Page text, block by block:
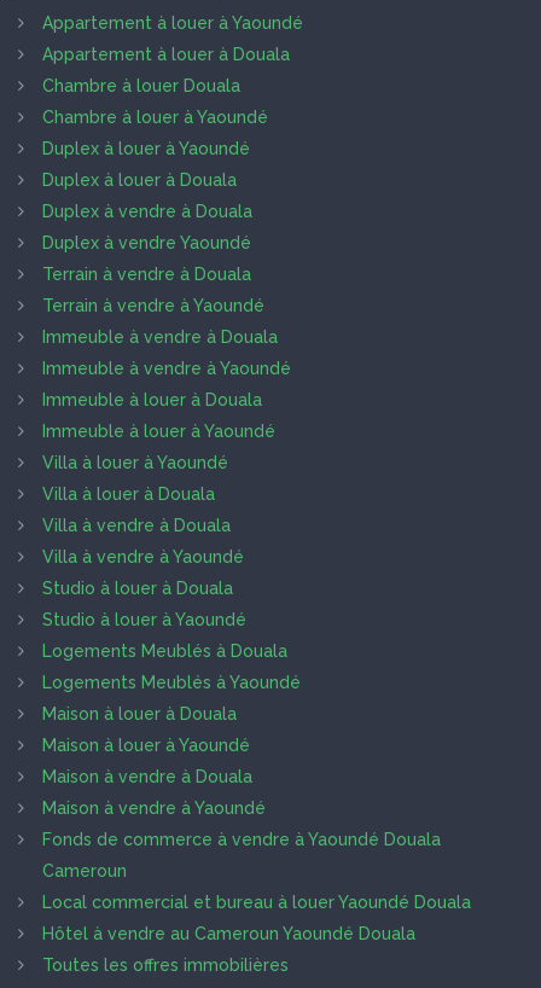
Appartement à louer à Yaoundé
Appartement à louer à Douala
Chambre à louer Douala
Chambre à louer à Yaoundé
Duplex à louer à Yaoundé
Duplex à louer à Douala
Duplex à vendre à Douala
Duplex à vendre Yaoundé
Terrain à vendre à Douala
Terrain à vendre à Yaoundé
Immeuble à vendre à Douala
Immeuble à vendre à Yaoundé
Immeuble à louer à Douala
Immeuble à louer à Yaoundé
Villa à louer à Yaoundé
Villa à louer à Douala
Villa à vendre à Douala
Villa à vendre à Yaoundé
Studio à louer à Douala
Studio à louer à Yaoundé
Logements Meublés à Douala
Logements Meublés à Yaoundé
Maison à louer à Douala
Maison à louer à Yaoundé
Maison à vendre à Douala
Maison à vendre à Yaoundé
Fonds de commerce à vendre à Yaoundé Douala
Cameroun
Local commercial et bureau à louer Yaoundé Douala
Hôtel à vendre au Cameroun Yaoundé Douala
Toutes les offres immobilières